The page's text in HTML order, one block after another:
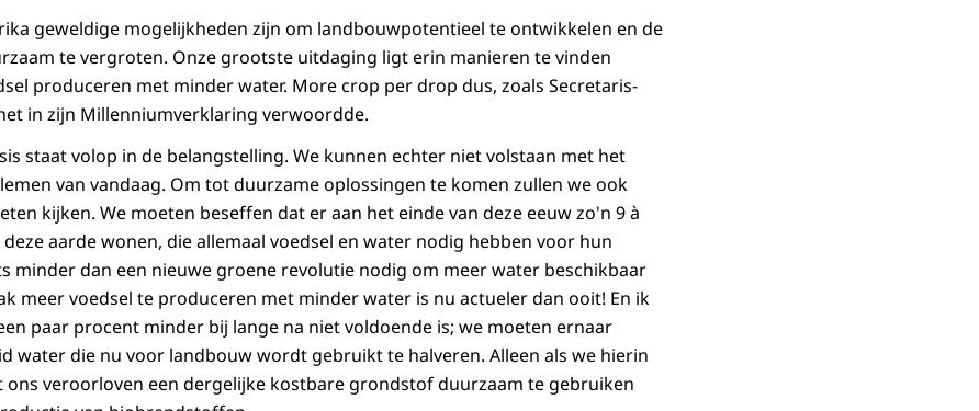
geweldige mogelijkheden zijn om landbouwpotentieel te ontwikkelen en de
te vergroten. Onze grootste uitdaging ligt erin manieren te vinden
produceren met minder water. More crop per drop dus, zoals Secretaris-
in zijn Millenniumverklaring verwoordde.
staat volop in de belangstelling. We kunnen echter niet volstaan met het
van vandaag. Om tot duurzame oplossingen te komen zullen we ook
kijken. We moeten beseffen dat er aan het einde van deze eeuw zo'n 9 à
aarde wonen, die allemaal voedsel en water nodig hebben voor hun
minder dan een nieuwe groene revolutie nodig om meer water beschikbaar
meer voedsel te produceren met minder water is nu actueler dan ooit! En ik
paar procent minder bij lange na niet voldoende is; we moeten ernaar
water die nu voor landbouw wordt gebruikt te halveren. Alleen als we hierin
ons veroorloven een dergelijke kostbare grondstof duurzaam te gebruiken